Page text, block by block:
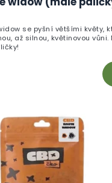
se pyšní většími květy,
až silnou, květinovou vůni.